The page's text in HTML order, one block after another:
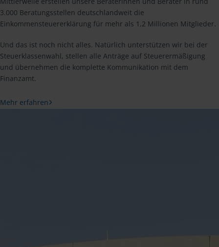
3.000 Beratungsstellen deutschlandweit die
Einkommensteuererklärung für mehr als 1,2 Millionen Mitglieder.
Und das ist noch nicht alles. Natürlich unterstützen wir bei der
Steuerklassenwahl, stellen alle Anträge auf Steuerermäßigung
und übernehmen die komplette Kommunikation mit dem
Finanzamt.
Mehr erfahren